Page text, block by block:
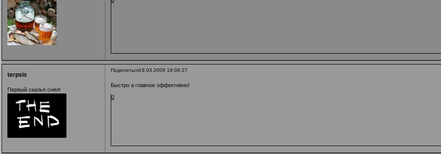
Поделиться19.03.2009 18:08:27
terpsis
Первый скальп снял!
Быстро а главное эффективно!
0